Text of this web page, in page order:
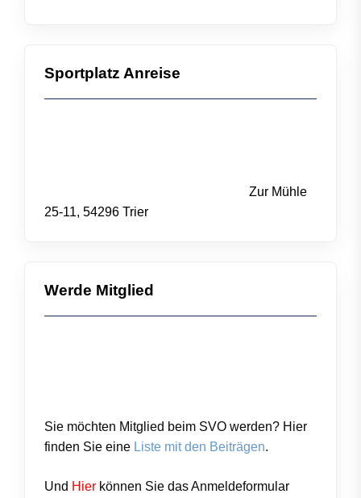
Sportplatz Anreise
Zur Mühle
25-11, 54296 Trier
Werde Mitglied
Sie möchten Mitglied beim SVO werden? Hier
finden Sie eine Liste mit den Beiträgen.
Und Hier können Sie dasAnmeldeformular